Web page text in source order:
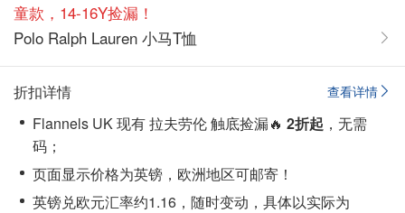
童款，14-16Y捡漏！
Polo Ralph Lauren 小马T恤
查看详情
折扣详情
Flannels UK 现有 拉夫劳伦 触底捡漏🔥 2折起 ，无需
码；
页面显示价格为英镑，欧洲地区可邮寄！
英镑兑欧元汇率约1.16，随时变动，具体以实际为